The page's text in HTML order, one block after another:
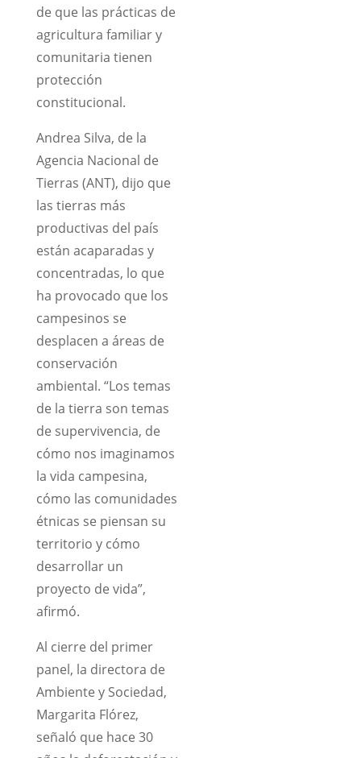
de que las prácticas de
agricultura familiar y
comunitaria tienen
protección
constitucional.
Andrea Silva, de la
Agencia Nacional de
Tierras (ANT), dijo que
las tierras más
productivas del país
están acaparadas y
concentradas, lo que
ha provocado que los
campesinos se
desplacen a áreas de
conservación
ambiental. “Los temas
de la tierra son temas
de supervivencia, de
cómo nos imaginamos
la vida campesina,
cómo las comunidades
étnicas se piensan su
territorio y cómo
desarrollar un
proyecto de vida”,
afirmó.
Al cierre del primer
panel, la directora de
Ambiente y Sociedad,
Margarita Flórez,
señaló que hace 30